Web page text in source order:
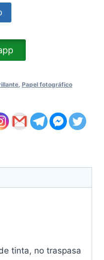
Papel fotográfico
tinta, no traspasa